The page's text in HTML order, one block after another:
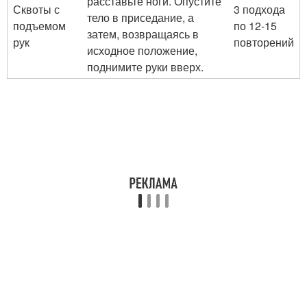
Сквоты с
подъемом
рук
тело в приседание, а
затем, возвращаясь в
исходное положение,
поднимите руки вверх.
3 подхода
по 12-15
повторений